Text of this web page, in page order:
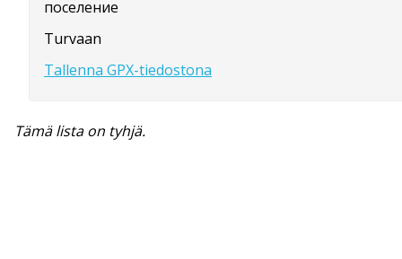
поселение
Turvaan
Tallenna GPX-tiedostona
Tämä lista on tyhjä.